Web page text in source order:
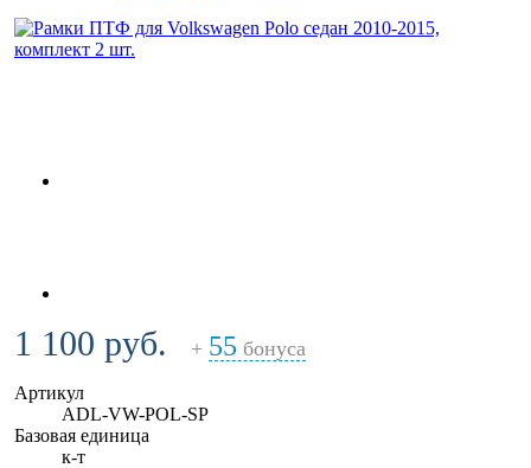
1 100 руб. + 55 бонуса
Артикул
ADL-VW-POL-SP
Базовая единица
к-т